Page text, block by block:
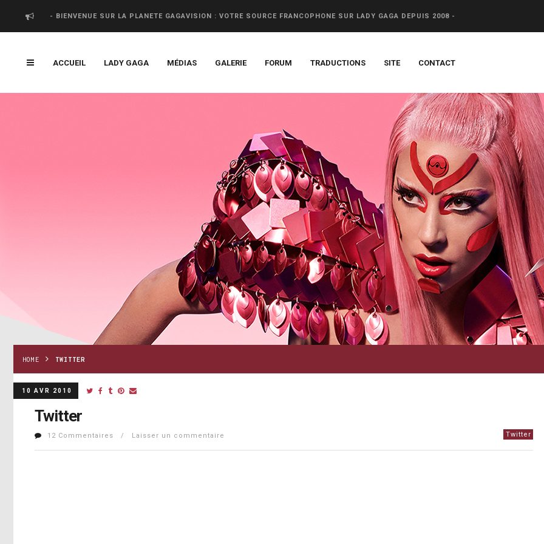
- BIENVENUE SUR LA PLANETE GAGAVISION : VOTRE SOURCE FRANCOPHONE SUR LADY GAGA DEPUIS 2008 -
ACCUEIL LADY GAGA MÉDIAS GALERIE FORUM TRADUCTIONS SITE CONTACT
HOME TWITTER
10 AVR 2010
Twitter
12 Commentaires / Laisser un commentaire Twitter